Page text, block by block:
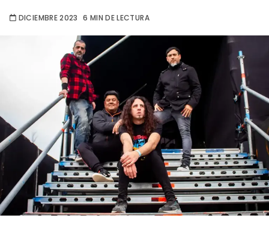
DICIEMBRE 2023 6 MIN DE LECTURA